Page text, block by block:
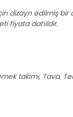
dizayn edilmiş bir
fiyata dahildir.
takımı, Tava,